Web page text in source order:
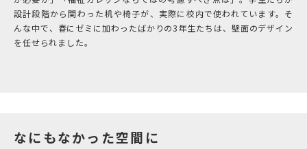
設計段階から関わった机や椅子が、実際に校内で使われています。そ
んな中で、春にゼミに加わったばかりの3年生たちは、壁面のデザイン
を任せられました。
なにもなかった空間に